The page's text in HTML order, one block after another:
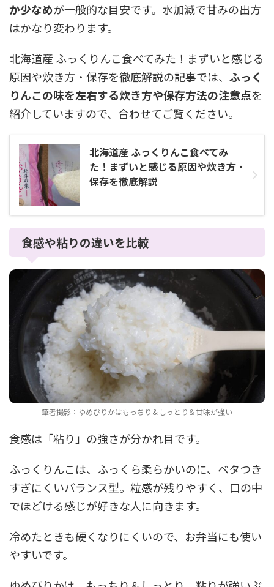
か少なめが一般的な目安です。水加減で甘みの出方
はかなり変わります。
北海道産 ふっくりんこ食べてみた！まずいと感じる
原因や炊き方・保存を徹底解説の記事では、 ふっく
りんこの味を左右する炊き方や保存方法の注意点を
紹介していますので、合わせてご覧ください。
北海道産 ふっくりんこ食べてみ
た！まずいと感じる原因や炊き方・
保存を徹底解説
食感や粘りの違いを比較
筆者撮影：ゆめぴりかはもっちり＆しっとり＆甘味が強い
食感は「粘り」の強さが分かれ目です。
ふっくりんこは、ふっくら柔らかいのに、ベタつき
すぎにくいバランス型。粒感が残りやすく、口の中
でほどける感じが好きな人に向きます。
冷めたときも硬くなりにくいので、お弁当にも使い
やすいです。